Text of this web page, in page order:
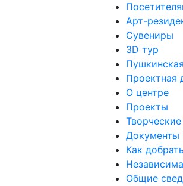
Арт-
Сувениры
3D тур
Проектная
О центре
Проекты
Документы
Как
Общие